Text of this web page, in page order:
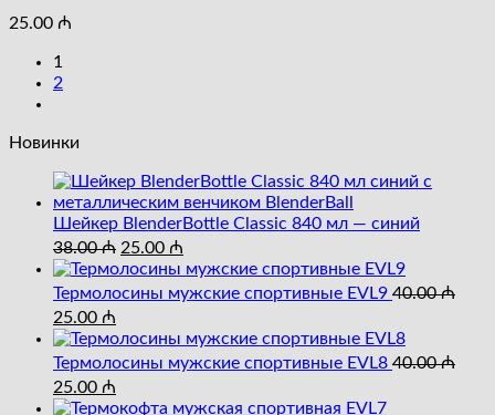
25.00 ₼
1
2
Новинки
Шейкер BlenderBottle Classic 840 мл — синий
38.00₼ Первоначальная
цена
25.00 ₼
цена:
25.00 ₼.
Термолосины мужские спортивные EVL9 40.00₼
Первоначальная
цена
составляла
40.00 ₼.
25.00 ₼
цена:
25.00 ₼.
Термолосины мужские спортивные EVL8 40.00₼
Первоначальная
цена
25.00 ₼
цена: